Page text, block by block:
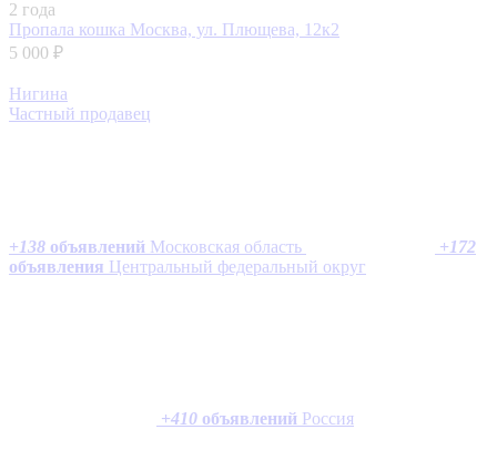
2 года
Пропала кошка Москва, ул. Плющева, 12к2
5 000 ₽
Нигина
Частный продавец
+138 объявлений Московская область +172
объявления Центральный федеральный округ
+410 объявлений Россия